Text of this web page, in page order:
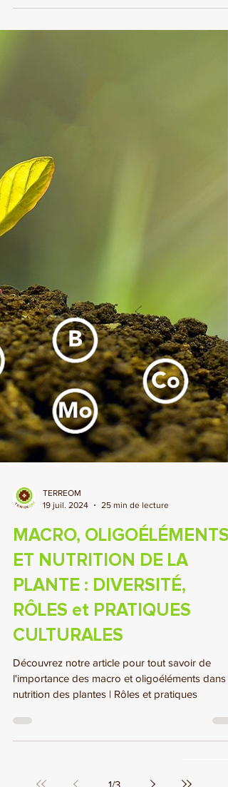
Découvrez notre article pour comprendre les
TERREOM
19 juil. 2024
25 min de lecture
MACRO, OLIGOÉLÉMENTS
ET NUTRITION DE LA
PLANTE : DIVERSITÉ,